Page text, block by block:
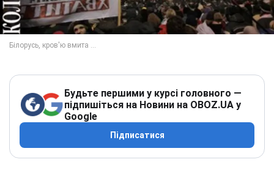
Будьте першими у курсі головного —
підпишіться на Новини на OBOZ.UA у
Google
Підписатися